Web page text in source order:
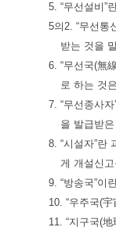
5. “무선설비”
5의2. “무선통
받는 것을
6. “무선국(無
로 하는 것
7. “무선종사
을 발급받
8. “시설자”란
게 개설신
9. “방송국”이
10. “우주국(
11. “지구국(